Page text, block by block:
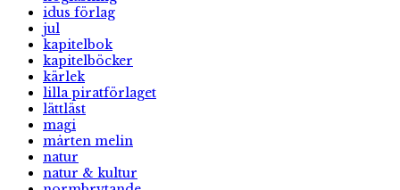
idus förlag
jul
kapitelbok
kapitelböcker
kärlek
lilla piratförlaget
lättläst
magi
mårten melin
natur
natur & kultur